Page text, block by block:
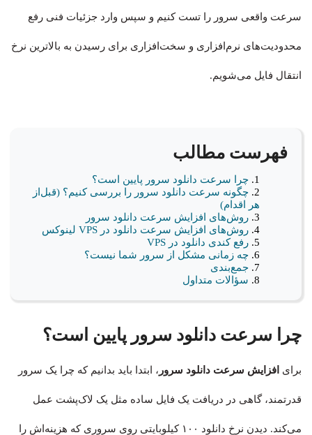
سرعت واقعی سرور را تست کنیم و سپس وارد جزئیات فنی رفع
محدودیت‌های نرم‌افزاری و سخت‌افزاری برای رسیدن به بالاترین نرخ
انتقال فایل می‌شویم.
فهرست مطالب
چرا سرعت دانلود سرور پایین است؟
چگونه سرعت دانلود سرور را بررسی کنیم؟ (قبل‌از
هر اقدام)
روش‌های افزایش سرعت دانلود سرور
روش‌های افزایش سرعت دانلود در VPS لینوکس
رفع کندی دانلود در VPS
چه زمانی مشکل از سرور شما نیست؟
جمع‌بندی
سؤالات متداول
چرا سرعت دانلود سرور پایین است؟
برای افزایش سرعت دانلود سرور ، ابتدا باید بدانیم که چرا یک سرور
قدرتمند، گاهی در دریافت یک فایل ساده مثل یک لاک‌پشت عمل
می‌کند. دیدن نرخ دانلود ۱۰۰ کیلوبایتی روی سروری که هزینه‌اش را